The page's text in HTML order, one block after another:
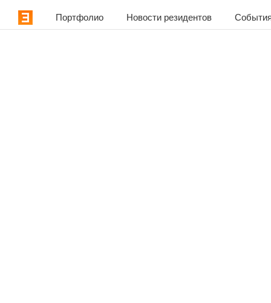
Портфолио Новости резидентов